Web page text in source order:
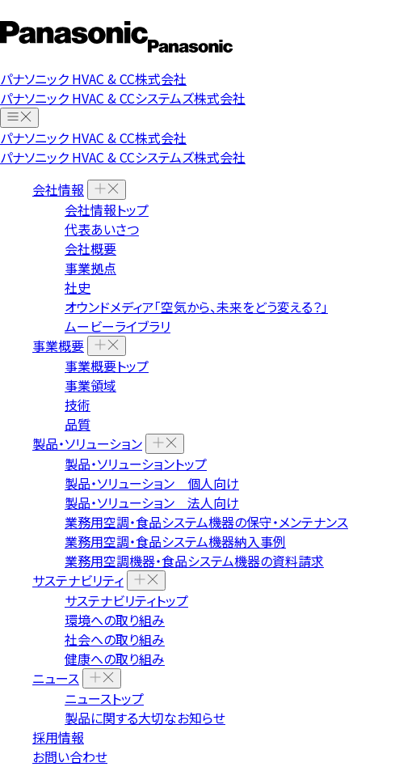
パナソニック HVAC & CC株式会社
パナソニック HVAC & CCシステムズ株式会社
パナソニック HVAC & CC株式会社
パナソニック HVAC & CCシステムズ株式会社
会社情報
会社情報トップ
代表あいさつ
会社概要
事業拠点
社史
オウンドメディア「空気から、未来をどう変える？」
ムービーライブラリ
事業概要
事業概要トップ
事業領域
技術
品質
製品・ソリューション
製品・ソリューショントップ
製品・ソリューション 個人向け
製品・ソリューション 法人向け
業務用空調・食品システム機器の保守・メンテナンス
業務用空調・食品システム機器納入事例
業務用空調機器・食品システム機器の資料請求
サステナビリティ
サステナビリティトップ
環境への取り組み
社会への取り組み
健康への取り組み
ニュース
ニューストップ
製品に関する大切なお知らせ
採用情報
お問い合わせ